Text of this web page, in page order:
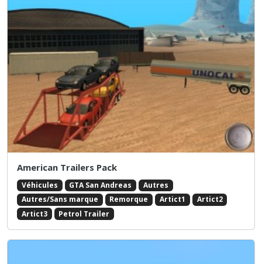
American Trailers Pack
Véhicules GTA San Andreas
Autres
Autres/Sans marque
Remorque Artict1
Artict2
Artict3
Petrol Trailer